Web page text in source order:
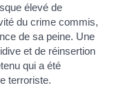
élevé de
du crime commis,
de sa peine. Une
et de réinsertion
qui a été
terroriste.